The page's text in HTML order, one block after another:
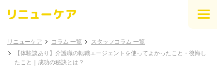
リニューケア コラム 一覧
スタッフコラム 一覧
【体験談あり】介護職の転職エージェントを使ってよかったこと・後悔し
たこと｜成功の秘訣とは？